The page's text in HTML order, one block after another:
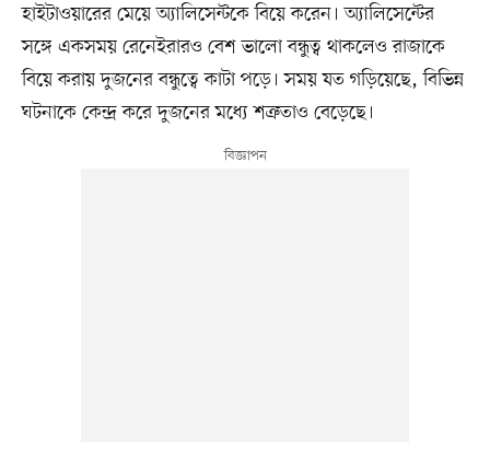
হাইটাওয়ারের মেয়ে অ্যালিসেন্টকে বিয়ে করেন। অ্যালিসেন্টের
সঙ্গে একসময় রেনেইরারও বেশ ভালো বন্ধুত্ব থাকলেও রাজাকে
বিয়ে করায় দুজনের বন্ধুত্বে কাটা পড়ে। সময় যত গড়িয়েছে, বিভিন্ন
ঘটনাকে কেন্দ্র করে দুজনের মধ্যে শত্রুতাও বেড়েছে।